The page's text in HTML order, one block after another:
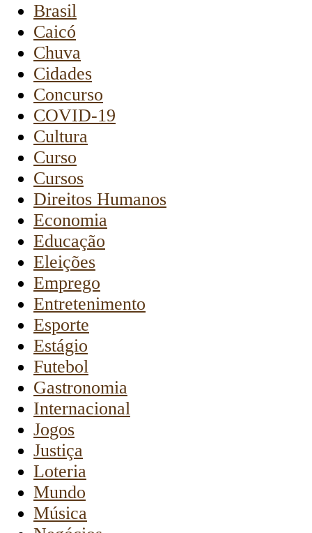
Brasil
Caicó
Chuva
Cidades
Concurso
COVID-19
Cultura
Curso
Cursos
Direitos Humanos
Economia
Educação
Eleições
Emprego
Entretenimento
Esporte
Estágio
Futebol
Gastronomia
Internacional
Jogos
Justiça
Loteria
Mundo
Música